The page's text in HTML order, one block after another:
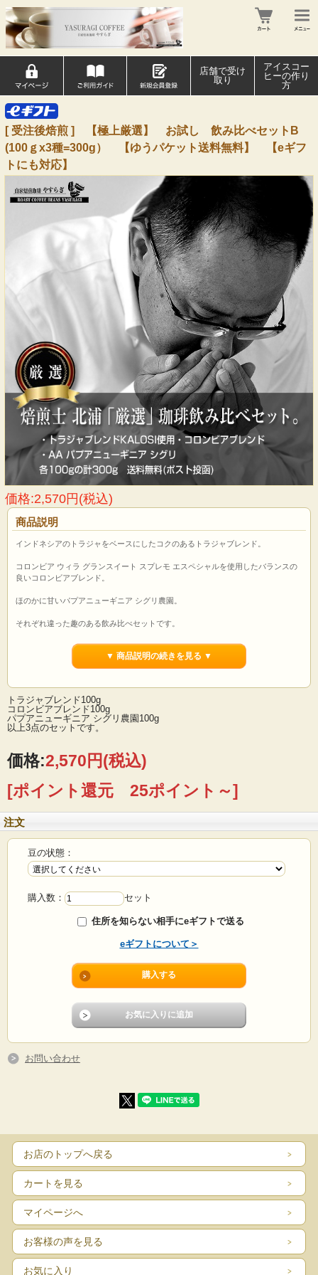
店舗で受け
取り
アイスコー
ヒーの作り
方
[ 受注後焙煎 ] 【極上厳選】 お試し 飲み比べセットB
(100ｇx3種=300g） 【ゆうパケット送料無料】 【eギフ
トにも対応】
価格:2,570円(税込)
商品説明
インドネシアのトラジャをベースにしたコクのあるトラジャブレンド。
コロンビア ウィラ グランスイート スプレモ エスペシャルを使用したバランスの
良いコロンビアブレンド。
ほのかに甘いパプアニューギニア シグリ農園。
それぞれ違った趣のある飲み比べセットです。
▼ 商品説明の続きを見る ▼
トラジャブレンド100g
コロンビアブレンド100g
パプアニューギニア シグリ農園100g
以上3点のセットです。
価格:2,570円(税込)
[ポイント還元 25ポイント～]
注文
豆の状態：
購入数： セット
住所を知らない相手にeギフトで送る
eギフトについて＞
お問い合わせ
お店のトップへ戻る
カートを見る
マイページへ
お客様の声を見る
お気に入り